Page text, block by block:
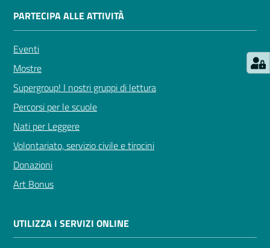
PARTECIPA ALLE ATTIVITÀ
Eventi
Mostre
Supergroup! I nostri gruppi di lettura
Percorsi per le scuole
Nati per Leggere
Volontariato, servizio civile e tirocini
Donazioni
Art Bonus
UTILIZZA I SERVIZI ONLINE